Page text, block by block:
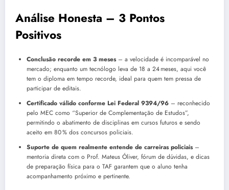
Análise Honesta – 3 Pontos
Positivos
Conclusão recorde em 3 meses– a velocidade é incomparável no
mercado; enquanto um tecnólogo leva de 18 a 24 meses, aqui você
tem o diploma em tempo recorde, ideal para quem tem pressa de
participar de editais.
Certificado válido conforme Lei Federal 9394/96 – reconhecido
pelo MEC como “Superior de Complementação de Estudos”,
permitindo o abatimento de disciplinas em cursos futuros e sendo
aceito em 80 % dos concursos policiais.
Suporte de quem realmente entende de carreiras policiais–
mentoria direta com o Prof. Mateus Óliver, fórum de dúvidas, e dicas
de preparação física para o TAF garantem que o aluno tenha
acompanhamento próximo e pertinente.